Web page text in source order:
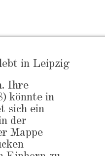
in Leipzig
Ihre
könnte in
sich ein
der
Mappe